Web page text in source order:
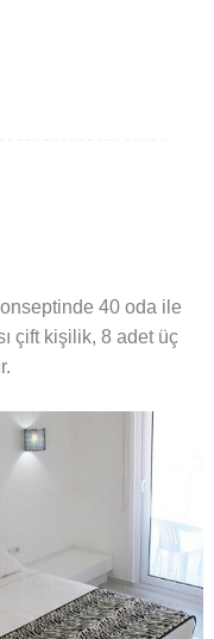
40 oda ile
çift kişilik, 8 adet üç